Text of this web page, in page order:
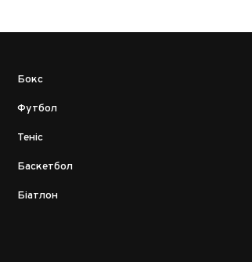
Бокс
Футбол
Теніс
Баскетбол
Біатлон